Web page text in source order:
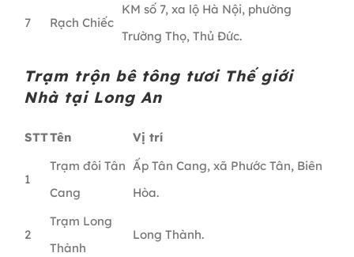
7 Rạch Chiếc
KM số 7, xa lộ Hà Nội, phường
Trường Thọ, Thủ Đức.
Trạm trộn bê tông tươi Thế giới
Nhà tại Long An
STTTên Vị trí
1
Trạm đôi Tân
Cang
Ấp Tân Cang, xã Phước Tân, Biên
Hòa.
2
Trạm Long
Thành
Long Thành.